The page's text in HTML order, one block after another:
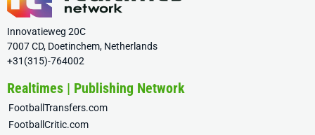
Innovatieweg 20C
7007 CD, Doetinchem, Netherlands
+31(315)-764002
Realtimes | Publishing Network
FootballTransfers.com
FootballCritic.com